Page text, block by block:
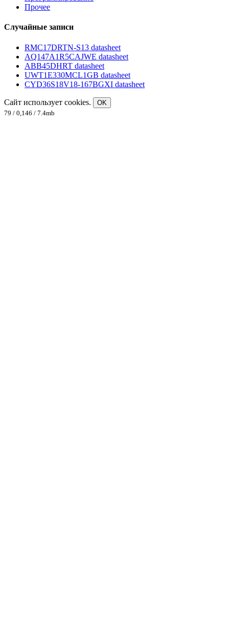
Прочее
Случайные записи
RMC17DRTN-S13 datasheet
AQ147A1R5CAJWE datasheet
ABB45DHRT datasheet
UWT1E330MCL1GB datasheet
CYD36S18V18-167BGXI datasheet
Сайт использует cookies.
OK
79 / 0,146 / 7.4mb